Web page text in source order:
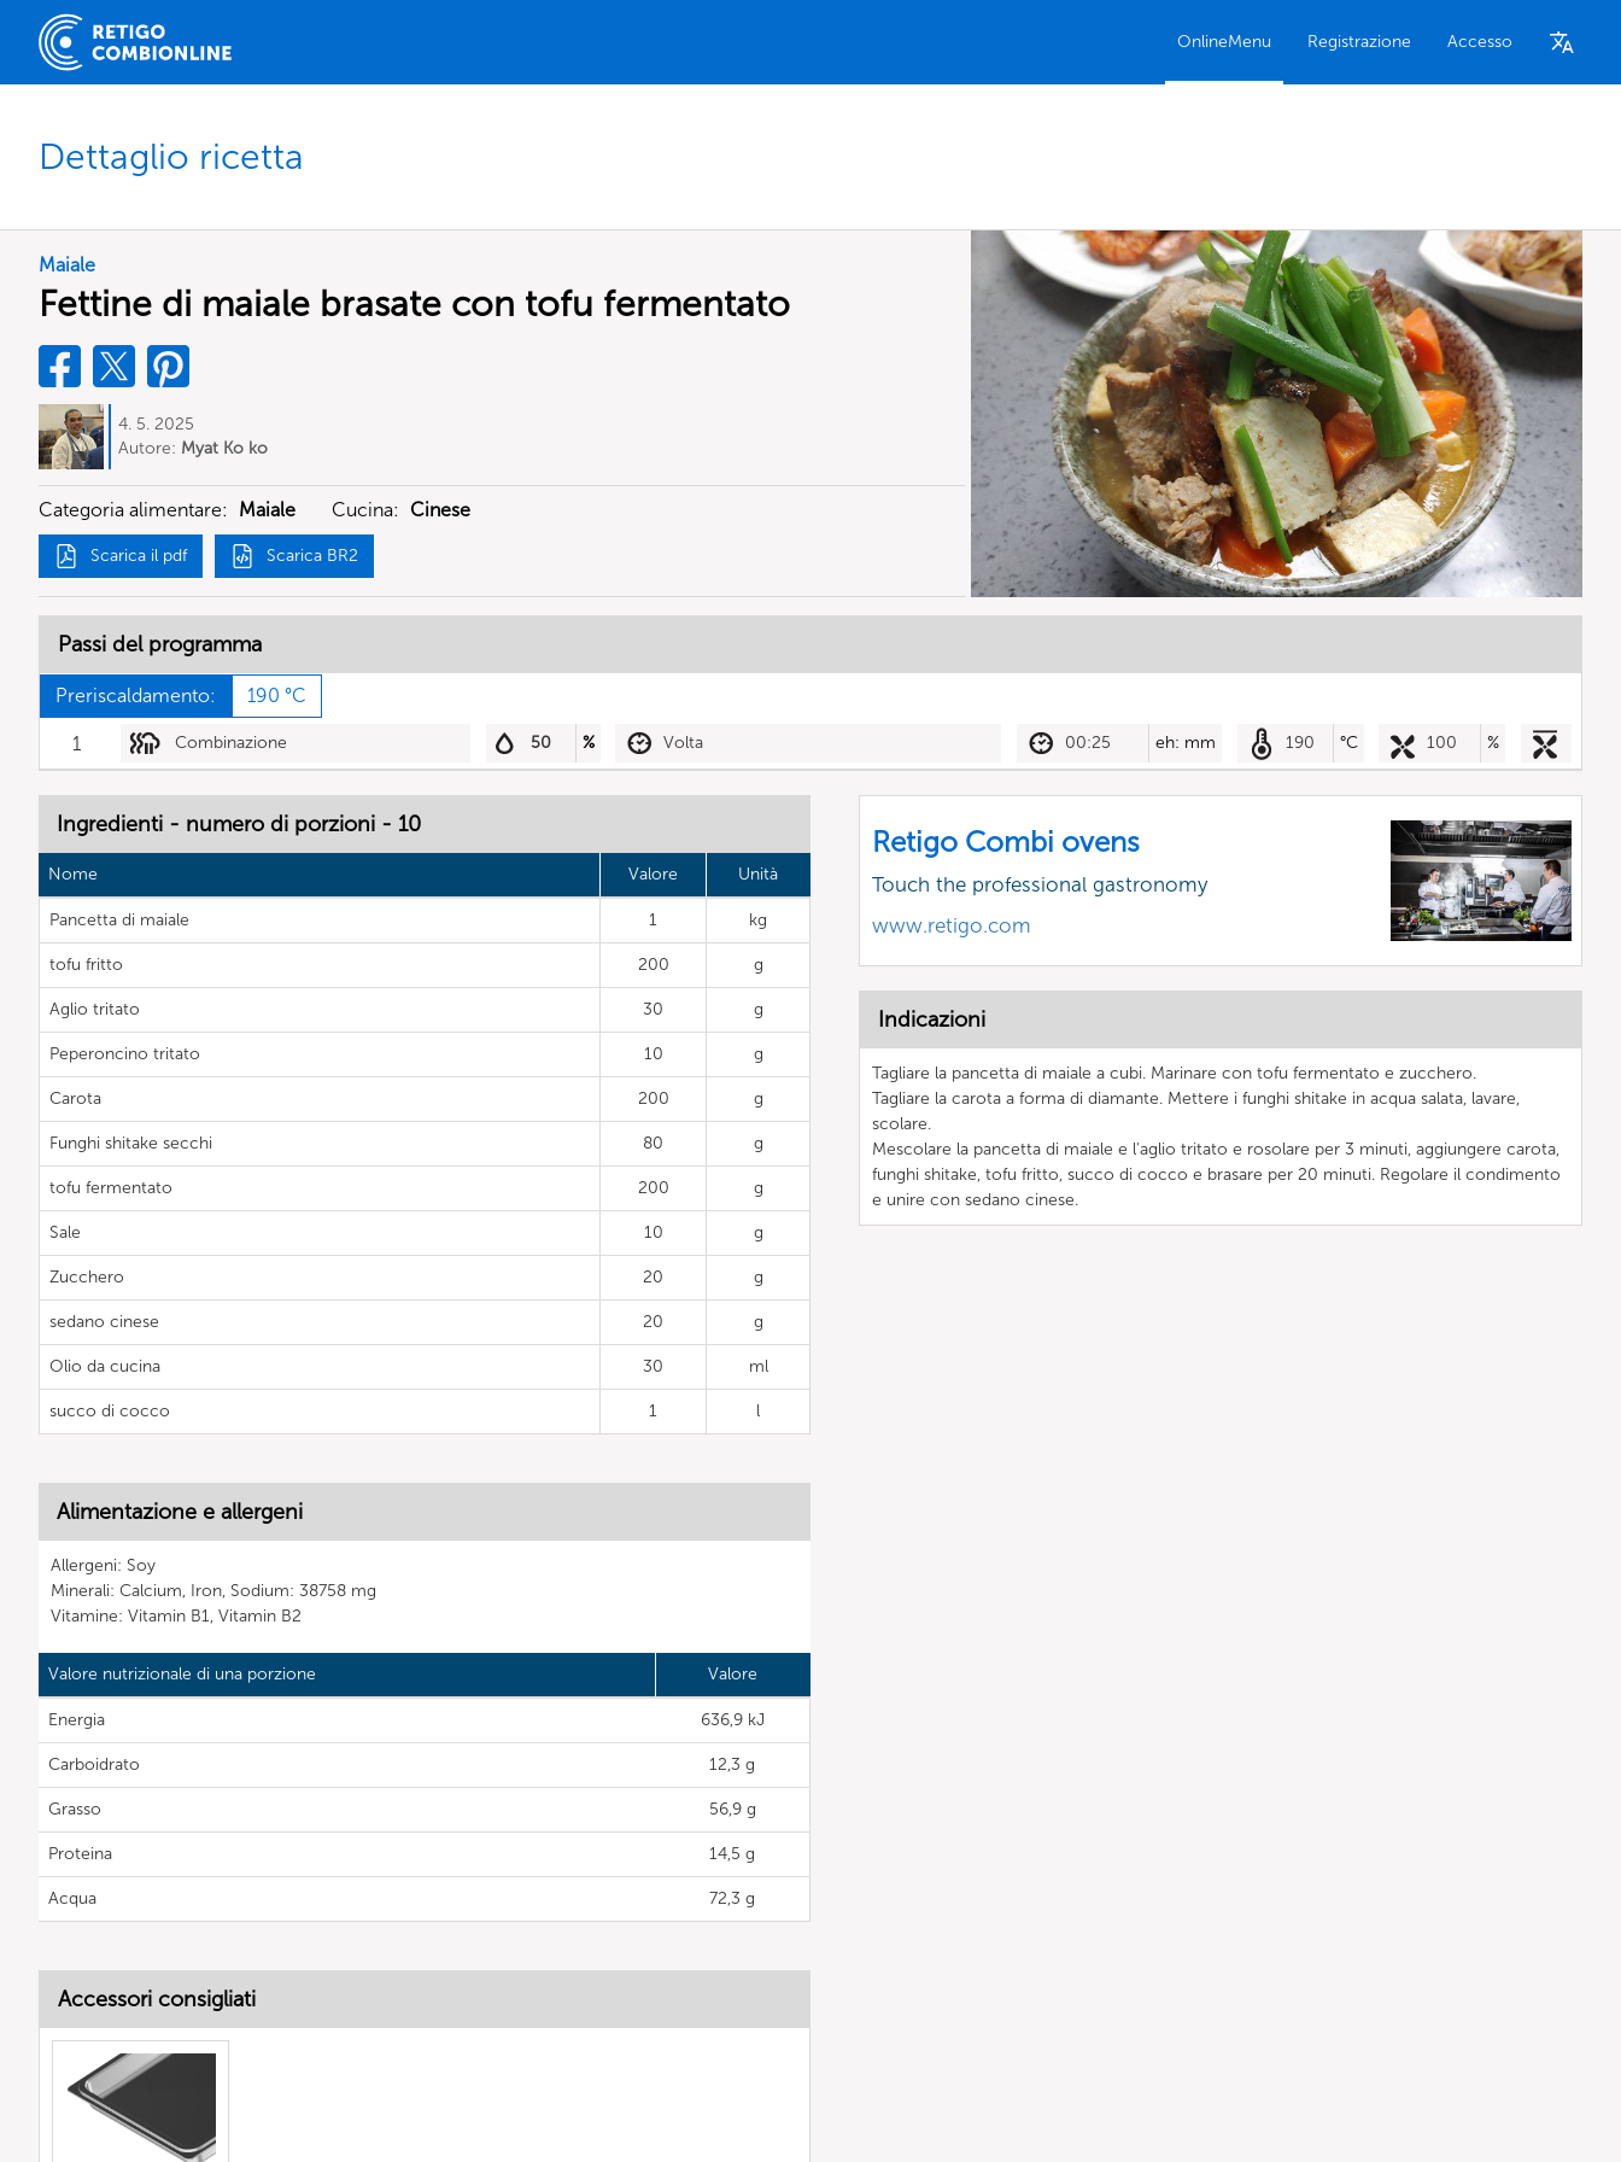
OnlineMenu Registrazione Accesso
Dettaglio ricetta
Maiale
Fettine di maiale brasate con tofu fermentato
4. 5. 2025
Autore: Myat Ko ko
Categoria alimentare: Maiale Cucina: Cinese
Scarica il pdf Scarica BR2
Passi del programma
Preriscaldamento: 190 °C
1 Combinazione 50 % Volta 00:25 eh: mm 190 °C 100 %
Ingredienti - numero di porzioni - 10
Nome Valore Unità
Pancetta di maiale 1 kg
tofu fritto 200 g
Aglio tritato 30 g
Peperoncino tritato 10 g
Carota 200 g
Funghi shitake secchi 80 g
tofu fermentato 200 g
Sale 10 g
Zucchero 20 g
sedano cinese 20 g
Olio da cucina 30 ml
succo di cocco 1 l
Alimentazione e allergeni
Allergeni: Soy
Minerali: Calcium, Iron, Sodium: 38758 mg
Vitamine: Vitamin B1, Vitamin B2
Valore nutrizionale di una porzione Valore
Energia 636,9 kJ
Carboidrato 12,3 g
Grasso 56,9 g
Proteina 14,5 g
Acqua 72,3 g
Retigo Combi ovens
Touch the professional gastronomy
www.retigo.com
Indicazioni
Tagliare la pancetta di maiale a cubi. Marinare con tofu fermentato e zucchero.
Tagliare la carota a forma di diamante. Mettere i funghi shitake in acqua salata, lavare,
scolare.
Mescolare la pancetta di maiale e l'aglio tritato e rosolare per 3 minuti, aggiungere carota,
funghi shitake, tofu fritto, succo di cocco e brasare per 20 minuti. Regolare il condimento
e unire con sedano cinese.
Accessori consigliati